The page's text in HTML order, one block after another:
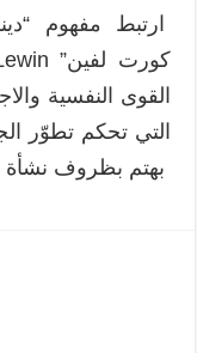
ارتبط مفهوم
القوى النفسية
التي تحكم تطوّر
بهتم بظروف نشأة